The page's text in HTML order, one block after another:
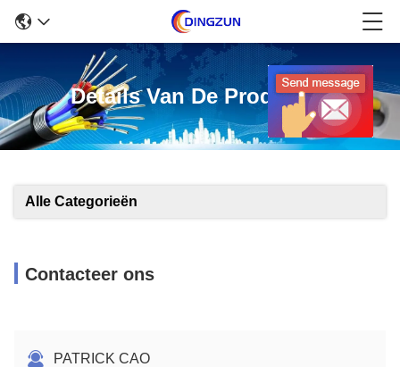
Details Van De Producten
Alle Categorieën
Contacteer ons
PATRICK CAO